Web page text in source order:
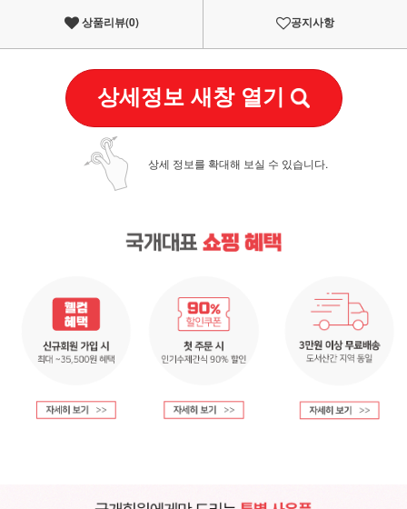
상품리뷰(0) 공지사항
상세정보 새창 열기
상세 정보를 확대해 보실 수 있습니다.